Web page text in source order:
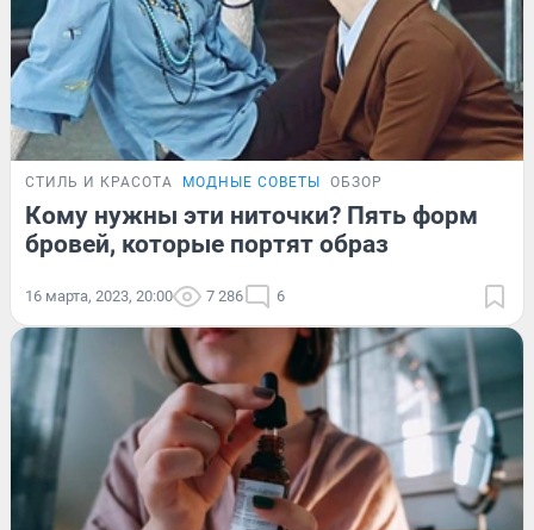
СТИЛЬ И КРАСОТА МОДНЫЕ СОВЕТЫ ОБЗОР
Кому нужны эти ниточки? Пять форм
бровей, которые портят образ
16 марта, 2023, 20:00 7 286 6